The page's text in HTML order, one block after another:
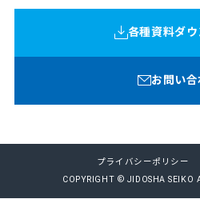
各種資料ダ
お問い
プライバシーポリシー
COPYRIGHT © JIDOSHA SEIKO